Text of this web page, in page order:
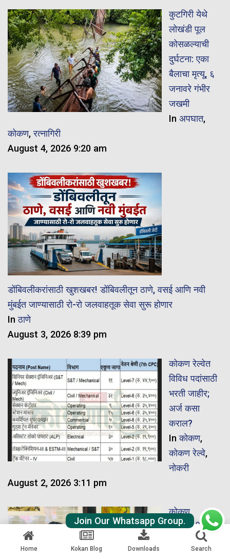
कुटगिरी येथे
लोखंडी पूल
कोसळल्याची
दुर्घटना: एका
बैलाचा मृत्यू, ६
जनावरे गंभीर
जखमी
In अपघात,
कोकण,रत्नागिरी
August 4, 2026 9:20 am
डोंबिवलीकरांसाठी खुशखबर! डोंबिवलीतून ठाणे, वसई आणि नवी
मुंबईत जाण्यासाठी रो-रो जलवाहतूक सेवा सुरू होणार
Inठाणे
August 3, 2026 8:39 pm
कोकण रेल्वेत
विविध पदांसाठी
भरती जाहीर;
अर्ज कसा
कराल?
Inकोकण,
कोकण रेल्वे,
नोकरी
August 2, 2026 3:11 pm
कोकण
रेल्वेसंबंधी विविध
मागण्यांसाठी
Home Kokan Blog Downloads Search
Join Our Whatsapp Group.